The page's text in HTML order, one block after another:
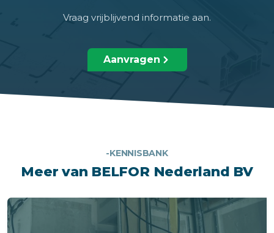
Vraag vrijblijvend informatie aan.
Aanvragen
-KENNISBANK
Meer van BELFOR Nederland BV